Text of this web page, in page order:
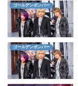
ゴールデンボンバー
ゴールデンボンバー